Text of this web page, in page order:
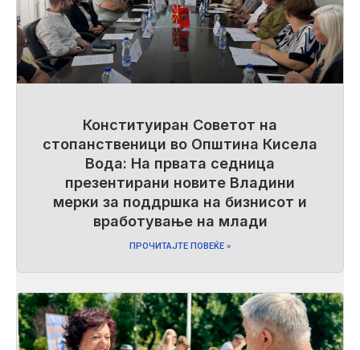
Конституиран Советот на
стопанственици во Општина Кисела
Вода: На првата седница
презентирани новите Владини
мерки за поддршка на бизнисот и
вработување на млади
ПРОЧИТАЈТЕ ПОВЕЌЕ »